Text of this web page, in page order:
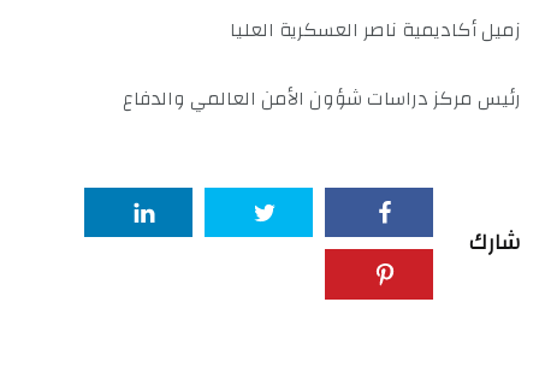
زميل أكاديمية ناصر العسكرية العليا
رئيس مركز دراسات شؤون الأمن العالمي والدفاع
شارك